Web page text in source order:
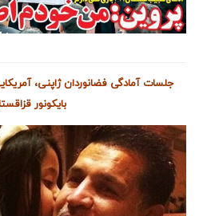
جلسات آمادگی فضانوردان ژاپنی،
بایکونور